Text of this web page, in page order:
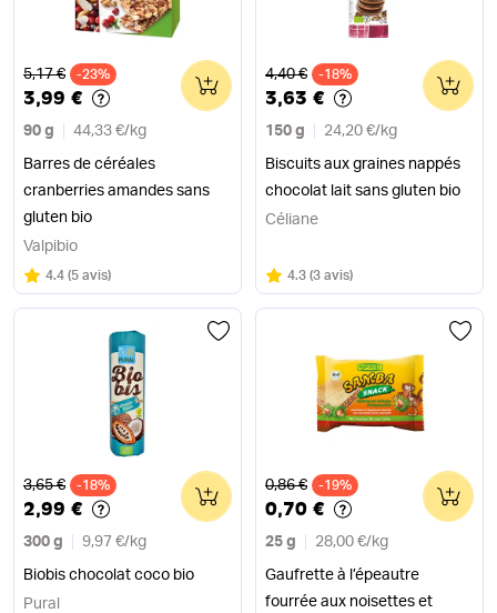
Ancien prix
5,17 € -23%
3,99 €
90 g 44,33 €/ kg
Barres de céréales
cranberries amandes sans
gluten bio
0
Valpibio
Note
4.4 sur 5
(5 avis)
Ancien prix
4,40 € -18%
3,63 €
150 g 24,20 €/ kg
Biscuits aux graines nappés
chocolat lait sans gluten bio
0
Céliane
Note
4.3 sur 5
(3 avis)
Ancien prix
3,65 € -18%
2,99 €
300 g 9,97 €/ kg
Biobis chocolat coco bio
0
Pural
Ancien prix
0,86 € -19%
0,70 €
25 g 28,00 €/ kg
Gaufrette à l’épeautre
fourrée aux noisettes et
0